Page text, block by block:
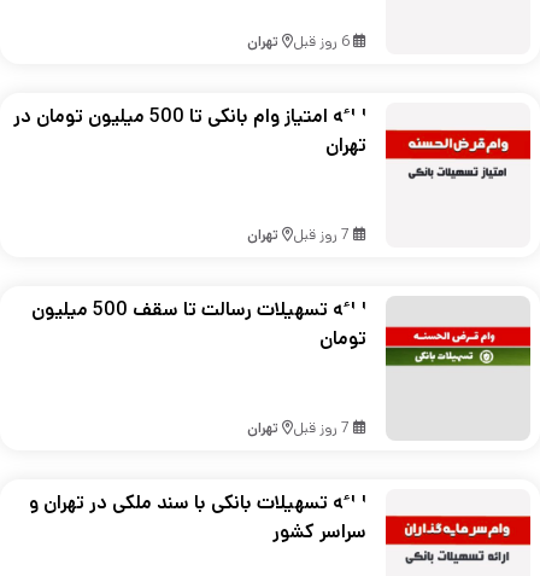
6 روز قبل تهران
ارائه امتیاز وام بانکی تا 500 میلیون تومان در
تهران
7 روز قبل تهران
ارائه تسهیلات رسالت تا سقف 500 میلیون
تومان
7 روز قبل تهران
ارائه تسهیلات بانکی با سند ملکی در تهران و
سراسر کشور